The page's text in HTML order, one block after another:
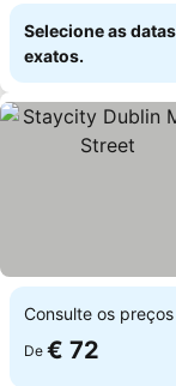
Selecione as
exatos.
Consulte os
De € 72